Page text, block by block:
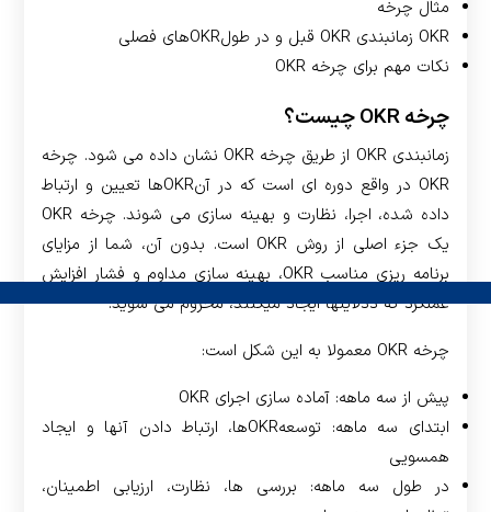
مثال چرخه
OKR زمانبندی OKR قبل و در طول­OKRهای فصلی
نکات مهم برای چرخه OKR
چرخه OKR چیست؟
زمانبندی OKR از طریق چرخه OKR نشان داده می شود. چرخه
OKR در واقع دوره ای است که در آنOKRها تعیین و ارتباط
داده شده، اجرا، نظارت و بهینه سازی می شوند. چرخه OKR
یک جزء اصلی از روش OKR است. بدون آن، شما از مزایای
برنامه ریزی مناسب OKR، بهینه سازی مداوم و فشار افزایش
عملکرد که ددلاینها ایجاد می­کنند، محروم می شوید.
چرخه OKR معمولا به این شکل است:
پیش از سه ماهه: آماده سازی اجرای OKR
ابتدای سه ماهه: توسعهOKRها، ارتباط دادن آنها و ایجاد
همسویی
در طول سه ماهه: بررسی ها، نظارت، ارزیابی اطمینان،